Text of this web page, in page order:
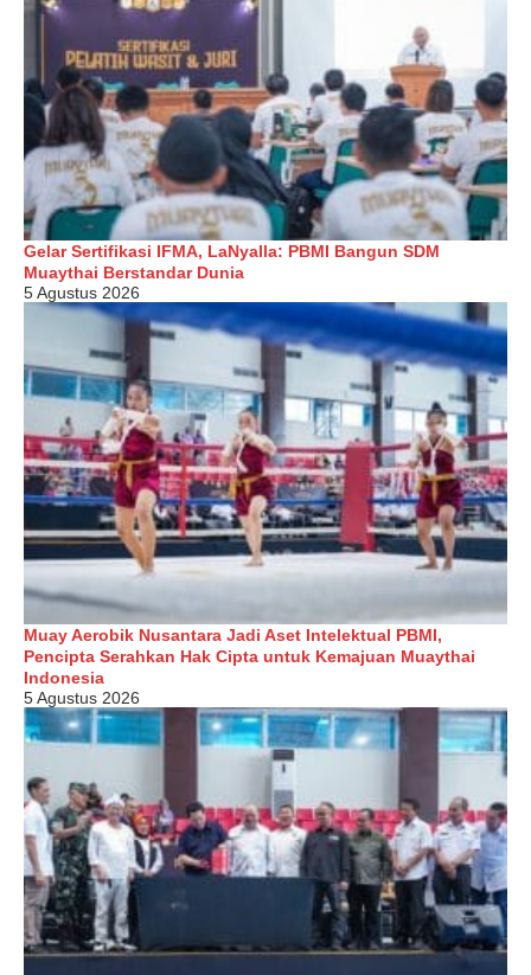
Gelar Sertifikasi IFMA, LaNyalla: PBMI Bangun SDM
Muaythai Berstandar Dunia
5 Agustus 2026
Muay Aerobik Nusantara Jadi Aset Intelektual PBMI,
Pencipta Serahkan Hak Cipta untuk Kemajuan Muaythai
Indonesia
5 Agustus 2026